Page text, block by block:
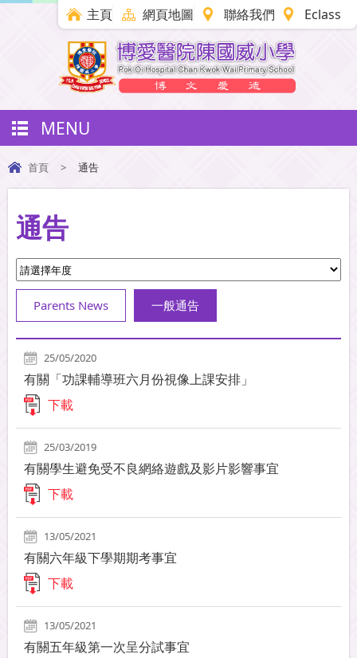
主頁 網頁地圖 聯絡我們 Eclass
MENU
首頁 > 通告
通告
Parents News 一般通告
25/05/2020
有關「功課輔導班六月份視像上課安排」
下載
25/03/2019
有關學生避免受不良網絡遊戲及影片影響事宜
下載
13/05/2021
有關六年級下學期期考事宜
下載
13/05/2021
有關五年級第一次呈分試事宜